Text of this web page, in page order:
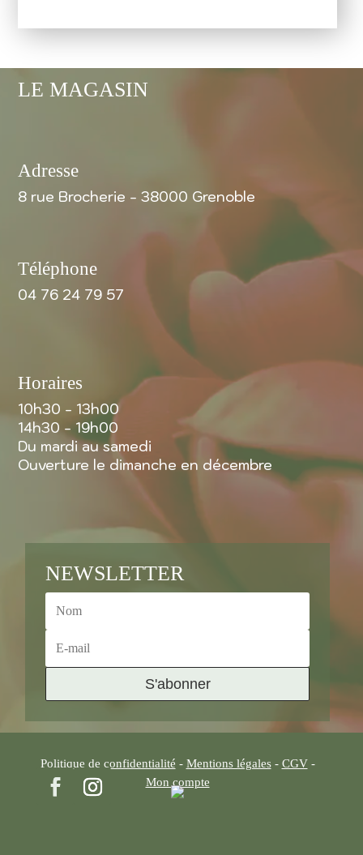
LE MAGASIN
Adresse
8 rue Brocherie - 38000 Grenoble
Téléphone
04 76 24 79 57
Horaires
10h30 - 13h00
14h30 - 19h00
Du mardi au samedi
Ouverture le dimanche en décembre
NEWSLETTER
S'abonner
Politique de confidentialité - Mentions légales- CGV-
Mon compte